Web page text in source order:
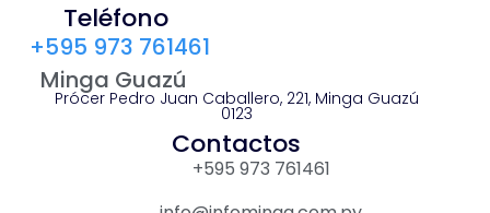
Teléfono
+595 973 761461
Minga Guazú
Prócer Pedro Juan Caballero, 221, Minga Guazú
0123
Contactos
+595 973 761461